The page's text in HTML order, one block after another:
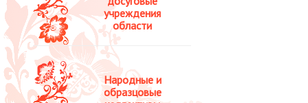
учреждения
области
Народные и
образцовые